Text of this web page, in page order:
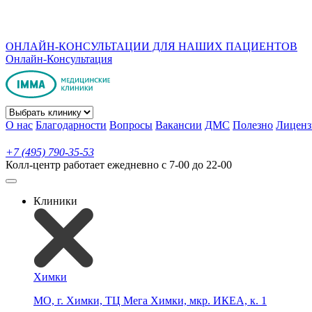
ОНЛАЙН-КОНСУЛЬТАЦИИ ДЛЯ НАШИХ ПАЦИЕНТОВ
Онлайн-Консультация
О нас Благодарности Вопросы Вакансии ДМС Полезно
+7 (495) 790-35-53
Колл-центр работает ежедневно с 7-00 до 22-00
Клиники
Химки
МО, г. Химки, ТЦ Мега Химки, мкр. ИКЕА, к. 1